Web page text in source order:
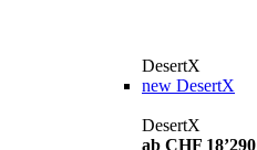
DesertX
new DesertX
DesertX
ab CHF 18’290